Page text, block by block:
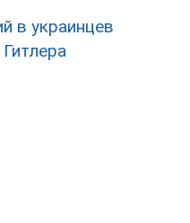
в украинцев